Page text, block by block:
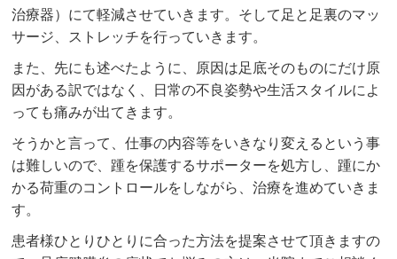
治療器）にて軽減させていきます。そして足と足裏のマッ
サージ、ストレッチを行っていきます。
また、先にも述べたように、原因は足底そのものにだけ原
因がある訳ではなく、日常の不良姿勢や生活スタイルによ
っても痛みが出てきます。
そうかと言って、仕事の内容等をいきなり変えるという事
は難しいので、踵を保護するサポーターを処方し、踵にか
かる荷重のコントロールをしながら、治療を進めていきま
す。
患者様ひとりひとりに合った方法を提案させて頂きますの